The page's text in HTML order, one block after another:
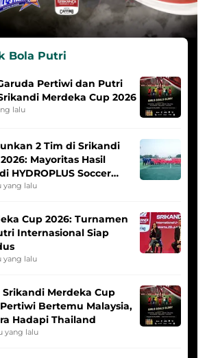
Bola Putri
Pertiwi dan Putri
Merdeka Cup 2026
lalu
2 Tim di Srikandi
Mayoritas Hasil
HYDROPLUS Soccer
yang lalu
Cup 2026: Turnamen
Internasional Siap
yang lalu
Merdeka Cup
Bertemu Malaysia,
Hadapi Thailand
yang lalu